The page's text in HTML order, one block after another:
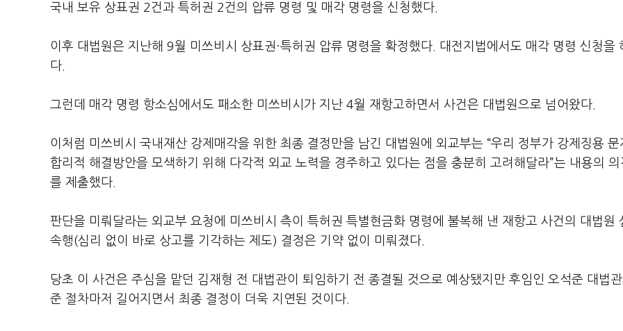
국내 보유 상표권 2건과 특허권 2건의 압류 명령 및 매각 명령을 신청했다.
이후 대법원은 지난해 9월 미쓰비시 상표권·특허권 압류 명령을 확정했다. 대전지법에서도 매각 명령 신청을
다.
그런데 매각 명령 항소심에서도 패소한 미쓰비시가 지난 4월 재항고하면서 사건은 대법원으로 넘어왔다.
이처럼 미쓰비시 국내재산 강제매각을 위한 최종 결정만을 남긴 대법원에 외교부는 “우리 정부가 강제징용 문
합리적 해결방안을 모색하기 위해 다각적 외교 노력을 경주하고 있다는 점을 충분히 고려해달라”는 내용의 의
를 제출했다.
판단을 미뤄달라는 외교부 요청에 미쓰비시 측이 특허권 특별현금화 명령에 불복해 낸 재항고 사건의 대법원
속행(심리 없이 바로 상고를 기각하는 제도) 결정은 기약 없이 미뤄졌다.
당초 이 사건은 주심을 맡던 김재형 전 대법관이 퇴임하기 전 종결될 것으로 예상됐지만 후임인 오석준 대법
준 절차마저 길어지면서 최종 결정이 더욱 지연된 것이다.